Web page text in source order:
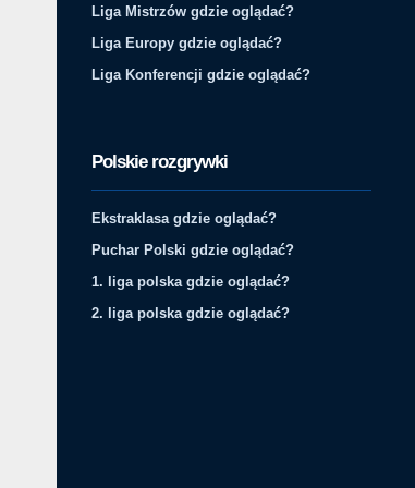
Liga Mistrzów gdzie oglądać?
Liga Europy gdzie oglądać?
Liga Konferencji gdzie oglądać?
Polskie rozgrywki
Ekstraklasa gdzie oglądać?
Puchar Polski gdzie oglądać?
1. liga polska gdzie oglądać?
2. liga polska gdzie oglądać?